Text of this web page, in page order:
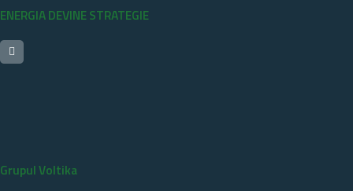
ENERGIA DEVINE STRATEGIE
Grupul Voltika